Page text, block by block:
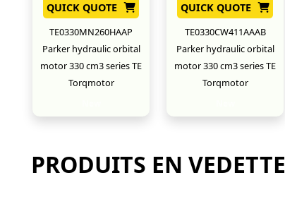
QUICK QUOTE
TE0330MN260HAAP
Parker hydraulic orbital
motor 330 cm3 series TE
Torqmotor
QUICK QUOTE
TE0330CW411AAAB
Parker hydraulic orbital
motor 330 cm3 series TE
Torqmotor
PRODUITS EN VEDETTE